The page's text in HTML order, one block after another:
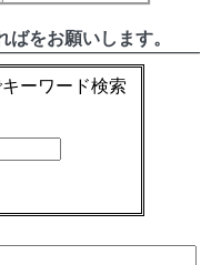
をお願いします。
キーワード検索